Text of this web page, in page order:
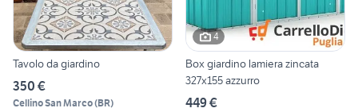
Tavolo da giardino
350 €
Cellino San Marco(BR)
4
Box giardino lamiera zincata
327x155 azzurro
449 €